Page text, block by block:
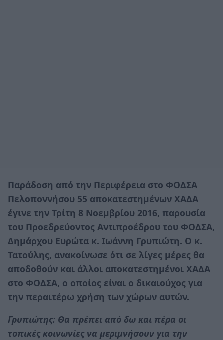
Παράδοση από την Περιφέρεια στο ΦΟΔΣΑ
Πελοποννήσου 55 αποκατεστημένων ΧΑΔΑ
έγινε την Τρίτη 8 Νοεμβρίου 2016, παρουσία
του Προεδρεύοντος Αντιπροέδρου του ΦΟΔΣΑ,
Δημάρχου Ευρώτα κ. Ιωάννη Γρυπιώτη. Ο κ.
Τατούλης, ανακοίνωσε ότι σε λίγες μέρες θα
αποδοθούν και άλλοι αποκατεστημένοι ΧΑΔΑ
στο ΦΟΔΣΑ, ο οποίος είναι ο δικαιούχος για
την περαιτέρω χρήση των χώρων αυτών.
Γρυπιώτης: Θα πρέπει από δω και πέρα οι
τοπικές κοινωνίες να μεριμνήσουν για την